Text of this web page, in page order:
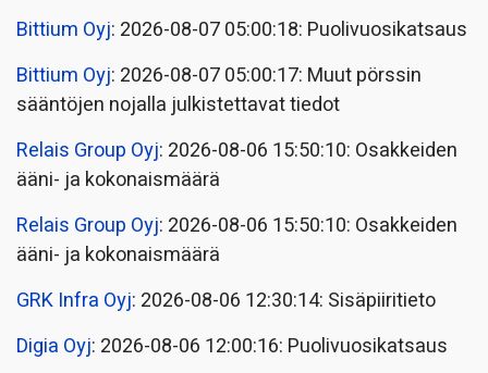
Bittium Oyj: 2026-08-07 05:00:18: Puolivuosikatsaus
Bittium Oyj: 2026-08-07 05:00:17: Muut pörssin
sääntöjen nojalla julkistettavat tiedot
Relais Group Oyj: 2026-08-06 15:50:10: Osakkeiden
ääni- ja kokonaismäärä
Relais Group Oyj: 2026-08-06 15:50:10: Osakkeiden
ääni- ja kokonaismäärä
GRK Infra Oyj: 2026-08-06 12:30:14: Sisäpiiritieto
Digia Oyj: 2026-08-06 12:00:16: Puolivuosikatsaus